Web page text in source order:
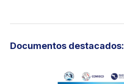
Documentos destacados: